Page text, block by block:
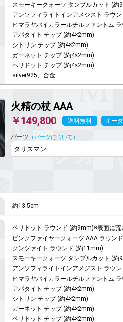
スモーキークォーツ タンブルカット (約
アンソフィライトインアメジスト ラウ
ヒマラヤバイカラールチルファントム
アパタイト チップ (約4×2mm)
シトリン チップ (約4×2mm)
ガーネット チップ (約4×2mm)
ペリドット チップ (約4×2mm)
silver925、合金
火精の杖 AAA
￥149,800
送料無料 オー
パーツ （ パーツについて ）
約13.5cm
ペリドット ラウンド (約9mm)※表面に荒
ピンクファイヤークォーツ AAA ラウン
クンツァイト ラウンド (約11mm)
スモーキークォーツ タンブルカット (約
アンソフィライトインアメジスト ラウ
ヒマラヤバイカラールチルファントム
アパタイト チップ (約4×2mm)
シトリン チップ (約4×2mm)
ガーネット チップ (約4×2mm)
ペリドット チップ (約4×2mm)